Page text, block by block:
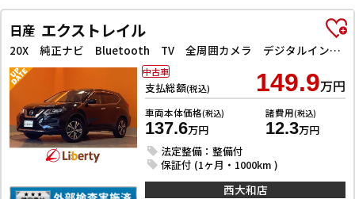
日産 エクストレイル
20X 純正ナビ Bluetooth TV 全周囲カメラ デジタルインナーミラー クリアランスソナー 衝突被害軽減システム 電動リアゲート アルミホイール スマートキー アイドリングストップ 電動格納ミラー
支払総額(税込) 149.9万円
車両本体価格(税込)
137.6万円
諸費用(税込)
12.3万円
法定整備：整備付
保証付 (1ヶ月・1000km )
中古車
西大和店